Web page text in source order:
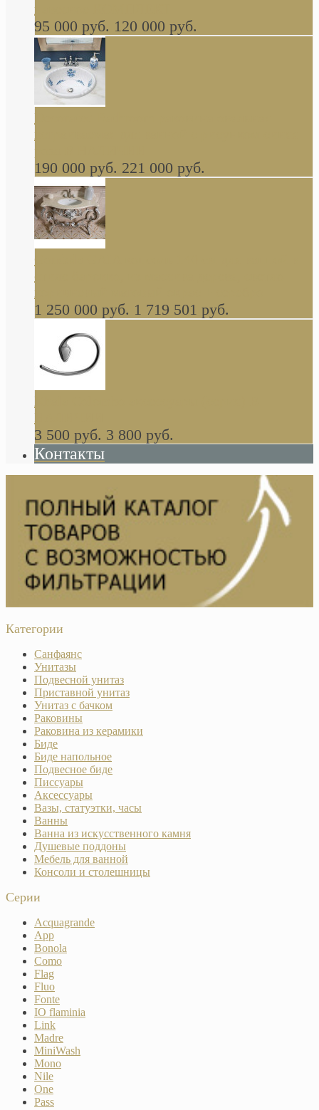
навесное КОМПЛЕКТ
95 000 руб. 120 000 руб.
Decorated Bathroom раковина овальная
встраиваемая для ванной с рисунком синяя
роза В НАЛИЧИИ
190 000 руб. 221 000 руб.
стиле барокко, из массива дерева, светло
коричневый матовый окрас + серебро
1 250 000 руб. 1 719 501 руб.
Khala Colombo аксессуары (серия) В
НАЛИЧИИ
3 500 руб. 3 800 руб.
Контакты
Категории
Санфаянс
Унитазы
Подвесной унитаз
Приставной унитаз
Унитаз с бачком
Раковины
Раковина из керамики
Биде
Биде напольное
Подвесное биде
Писсуары
Аксессуары
Вазы, статуэтки, часы
Ванны
Ванна из искусственного камня
Душевые поддоны
Мебель для ванной
Консоли и столешницы
Серии
Acquagrande
App
Bonola
Como
Flag
Fluo
Fonte
IO flaminia
Link
Madre
MiniWash
Mono
Nile
One
Pass